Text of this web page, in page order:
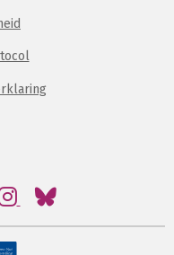
Bezoek